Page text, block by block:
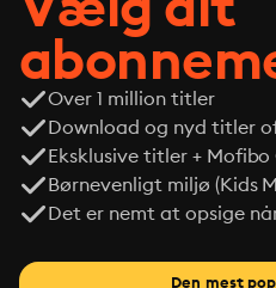
Over 1 million titler
Download og nyd titler
Eksklusive titler + Mofibo
Børnevenligt miljø (Kids
Det er nemt at opsige
Den mest